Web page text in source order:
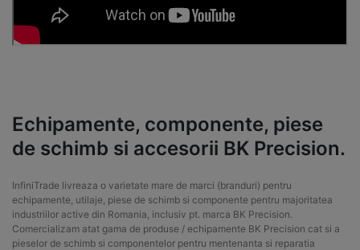
Echipamente, componente, piese
de schimb si accesorii BK Precision.
InfiniTrade livreaza o varietate mare de marci (branduri) pentru
echipamente, utilaje, piese de schimb si componente pentru majoritatea
industriilor active din Romania, inclusiv pt. marca BK Precision.
Comercializam atat gama de produse / echipamente BK Precision cat si a
pieselor de schimb si componentelor pentru mentenanta si reparatia